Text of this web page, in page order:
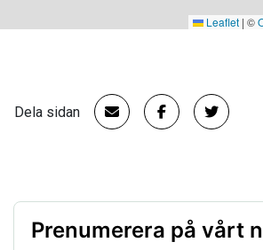
Leaflet | ©
Dela sidan
Prenumerera på vårt